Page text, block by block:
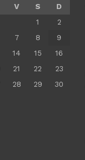
V S
D
1
2
7 8
9
14 15
16
21 22
23
28 29
30